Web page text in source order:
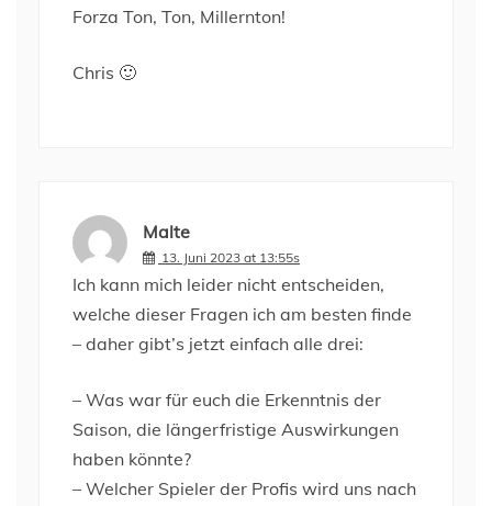
Forza Ton, Ton, Millernton!
Chris 🙂
Malte
13. Juni 2023 at 13:55s
Ich kann mich leider nicht entscheiden,
welche dieser Fragen ich am besten finde
– daher gibt’s jetzt einfach alle drei:
– Was war für euch die Erkenntnis der
Saison, die längerfristige Auswirkungen
haben könnte?
– Welcher Spieler der Profis wird uns nach